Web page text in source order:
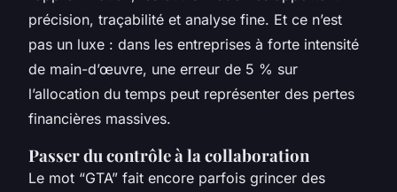
précision, traçabilité et analyse fine. Et ce n’est
pas un luxe : dans les entreprises à forte intensité
de main-d’œuvre, une erreur de 5 % sur
l’allocation du temps peut représenter des pertes
financières massives.
Passer du contrôle à la collaboration
Le mot “GTA” fait encore parfois grincer des